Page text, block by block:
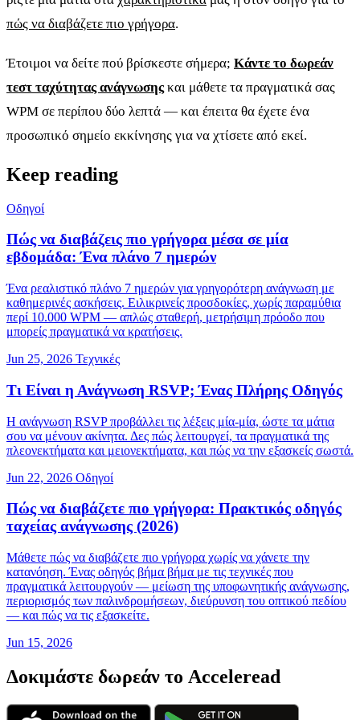
πώς να διαβάζετε πιο γρήγορα.
Έτοιμοι να δείτε πού βρίσκεστε σήμερα; Κάντε το δωρεάν
τεστ ταχύτητας ανάγνωσηςκαι μάθετε τα πραγματικά σας
WPM σε περίπου δύο λεπτά — και έπειτα θα έχετε ένα
προσωπικό σημείο εκκίνησης για να χτίσετε από εκεί.
Keep reading
Οδηγοί
Πώς να διαβάζεις πιο γρήγορα μέσα σε μία
εβδομάδα: Ένα πλάνο 7 ημερών
Ένα ρεαλιστικό πλάνο 7 ημερών για γρηγορότερη ανάγνωση με
καθημερινές ασκήσεις. Ειλικρινείς προσδοκίες, χωρίς παραμύθια
περί 10.000 WPM — απλώς σταθερή, μετρήσιμη πρόοδο που
μπορείς πραγματικά να κρατήσεις.
Jun 25, 2026 Τεχνικές
Τι Είναι η Ανάγνωση RSVP; Ένας Πλήρης Οδηγός
Η ανάγνωση RSVP προβάλλει τις λέξεις μία-μία, ώστε τα μάτια
σου να μένουν ακίνητα. Δες πώς λειτουργεί, τα πραγματικά της
πλεονεκτήματα και μειονεκτήματα, και πώς να την εξασκείς σωστά.
Jun 22, 2026 Οδηγοί
Πώς να διαβάζετε πιο γρήγορα: Πρακτικός οδηγός
ταχείας ανάγνωσης (2026)
Μάθετε πώς να διαβάζετε πιο γρήγορα χωρίς να χάνετε την
κατανόηση. Ένας οδηγός βήμα βήμα με τις τεχνικές που
πραγματικά λειτουργούν — μείωση της υποφωνητικής ανάγνωσης,
περιορισμός των παλινδρομήσεων, διεύρυνση του οπτικού πεδίου
— και πώς να τις εξασκείτε.
Jun 15, 2026
Δοκιμάστε δωρεάν το Acceleread